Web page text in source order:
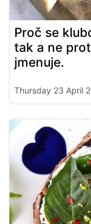
Proč se
tak a ne
jmenuje.
Thursday 23 April